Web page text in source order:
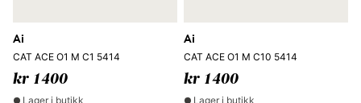
Ai
CAT ACE O1 M C1 5414
kr 1400
Lager i butikk
Ai
CAT ACE O1 M C10 5414
kr 1400
Lager i butikk